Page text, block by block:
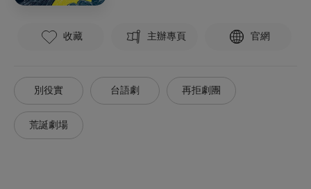
收藏 主辦專頁 官網
別役實 台語劇 再拒劇團
荒誕劇場